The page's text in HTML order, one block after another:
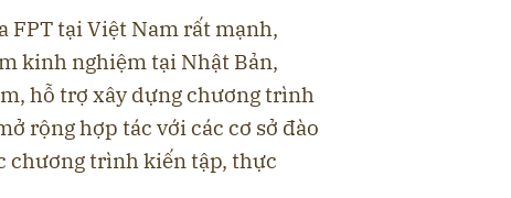
FPT tại Việt Nam rất mạnh,
kinh nghiệm tại Nhật Bản,
hỗ trợ xây dựng chương trình
rộng hợp tác với các cơ sở đào
chương trình kiến tập, thực